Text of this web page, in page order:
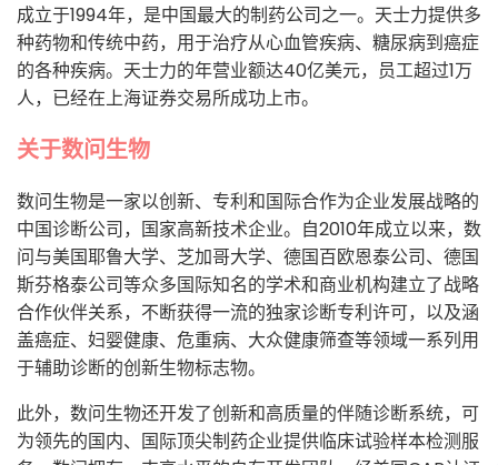
成立于1994年，是中国最大的制药公司之一。天士力提供多
种药物和传统中药，用于治疗从心血管疾病、糖尿病到癌症
的各种疾病。天士力的年营业额达40亿美元，员工超过1万
人，已经在上海证券交易所成功上市。
关于数问生物
数问生物是一家以创新、专利和国际合作为企业发展战略的
中国诊断公司，国家高新技术企业。自2010年成立以来，数
问与美国耶鲁大学、芝加哥大学、德国百欧恩泰公司、德国
斯芬格泰公司等众多国际知名的学术和商业机构建立了战略
合作伙伴关系，不断获得一流的独家诊断专利许可，以及涵
盖癌症、妇婴健康、危重病、大众健康筛查等领域一系列用
于辅助诊断的创新生物标志物。
此外，数问生物还开发了创新和高质量的伴随诊断系统，可
为领先的国内、国际顶尖制药企业提供临床试验样本检测服